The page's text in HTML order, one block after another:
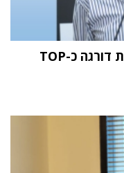
מחקר STKI השנתי: וואן טכנולוגיות דורגה כ-TOP